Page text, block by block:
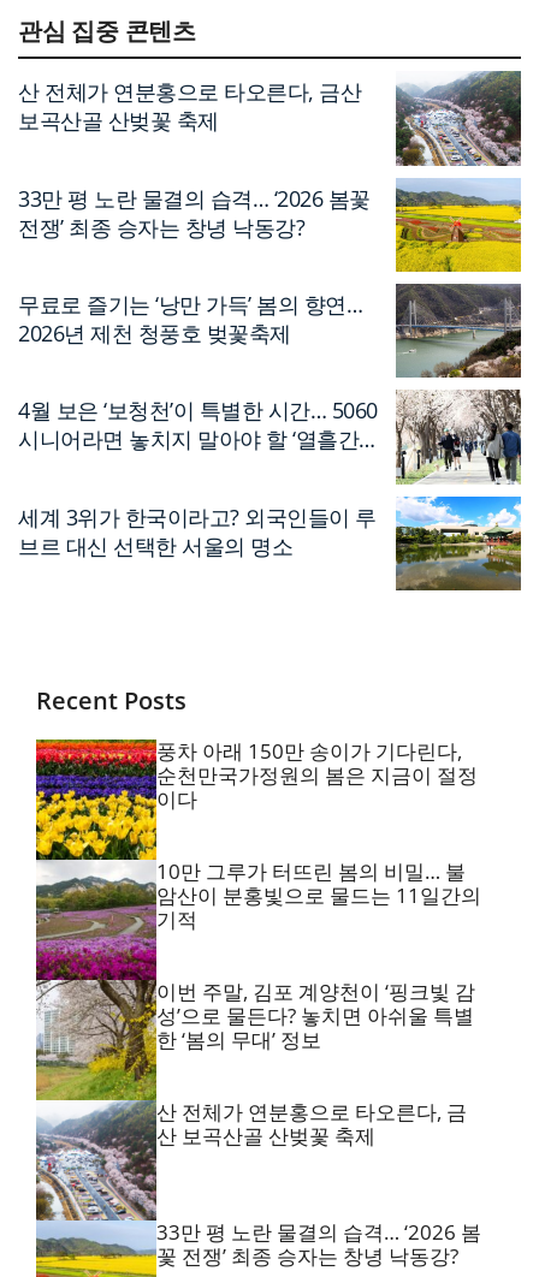
관심 집중 콘텐츠
산 전체가 연분홍으로 타오른다, 금산
보곡산골 산벚꽃 축제
33만 평 노란 물결의 습격… ‘2026 봄꽃
전쟁’ 최종 승자는 창녕 낙동강?
무료로 즐기는 ‘낭만 가득’ 봄의 향연…
2026년 제천 청풍호 벚꽃축제
4월 보은 ‘보청천’이 특별한 시간… 5060
시니어라면 놓치지 말아야 할 ‘열흘간의
세계 3위가 한국이라고? 외국인들이 루
브르 대신 선택한 서울의 명소
Recent Posts
풍차 아래 150만 송이가 기다린다,
순천만국가정원의 봄은 지금이 절정
이다
10만 그루가 터뜨린 봄의 비밀… 불
암산이 분홍빛으로 물드는 11일간의
기적
이번 주말, 김포 계양천이 ‘핑크빛 감
성’으로 물든다? 놓치면 아쉬울 특별
한 ‘봄의 무대’ 정보
산 전체가 연분홍으로 타오른다, 금
산 보곡산골 산벚꽃 축제
33만 평 노란 물결의 습격… ‘2026 봄
꽃 전쟁’ 최종 승자는 창녕 낙동강?